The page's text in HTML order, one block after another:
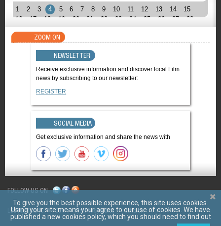
1 2 3 4 5 6 7 8 9 10 11 12 13 14
15
16
17 18 19 20 21 22 23 24 25 26 27 28
ZOOM ON
NEWSLETTER
Receive exclusive information and discover local Film
news by subscribing to our newsletter:
REGISTER
SOCIAL MEDIA
Get exclusive information and share the news with
FOLLOW US ON
LES FILMS D'ICI CGV Mentions légales Contact
To give you the best possible experience, this site uses cookies.
Using your site means your agree to our use of cookies. We have
published a new cookies policy, which you should need to find out